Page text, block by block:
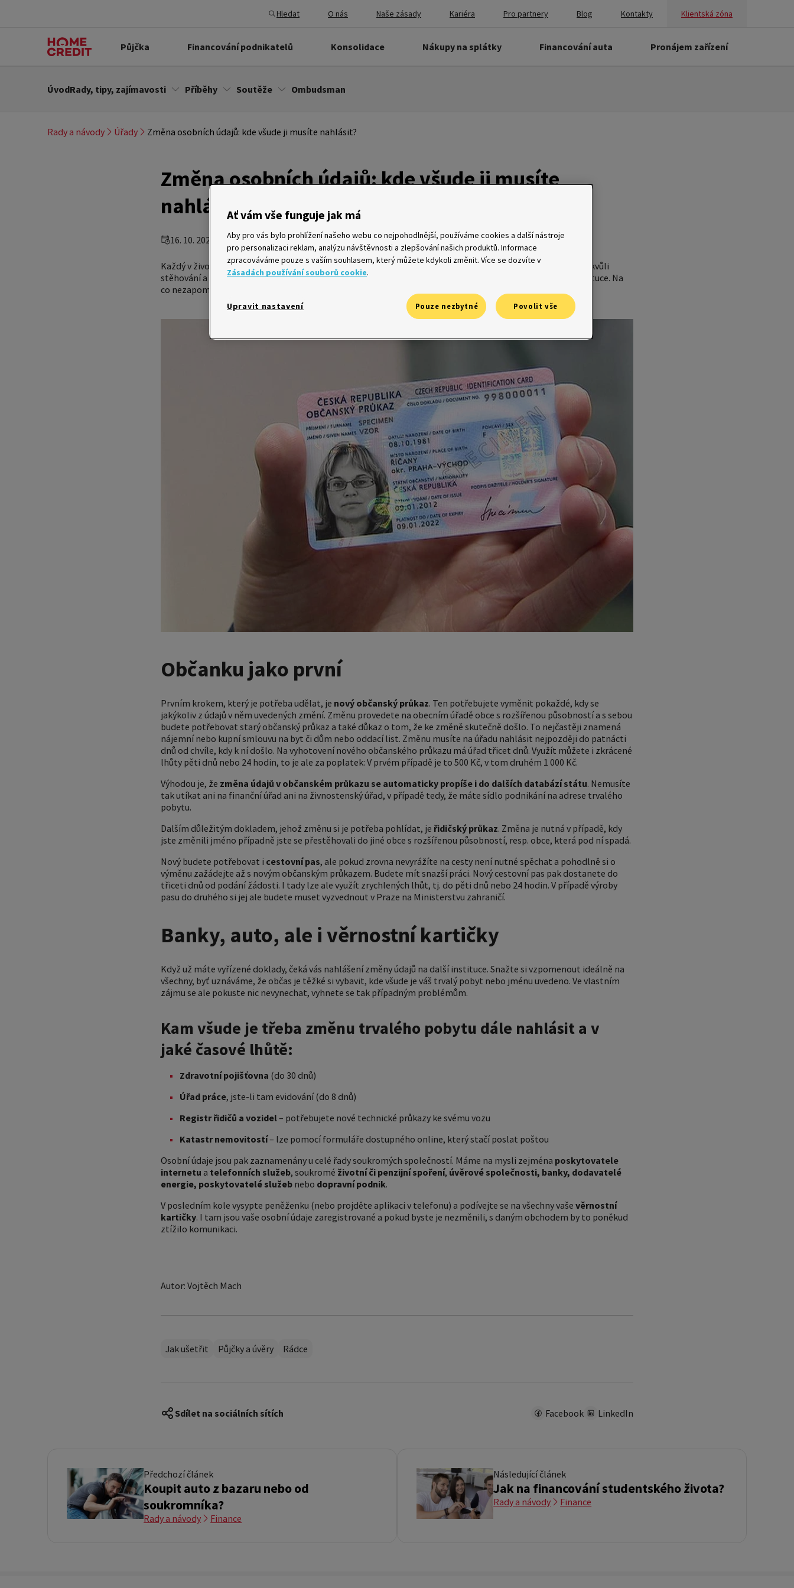
Hledat O nás Naše zásady Kariéra Pro partnery Blog Kontakty Klientská zóna
Půjčka Financování podnikatelů Konsolidace Nákupy na splátky Financování auta Pronájem zařízení
ÚvodRady, tipy, zajímavosti Příběhy Soutěže Ombudsman
Rady a návody Úřady Změna osobních údajů: kde všude ji musíte nahlásit?
Změna osobních údajů: kde všude ji musíte
nahlásit?
16. 10. 2023
Každý v životě narazí na situaci, kdy se změní některý z jeho osobních údajů. Nejčastěji je to trvalé bydliště kvůli
stěhování a změna příjmení po svatbě případně rozvodu. Tuto změnu je třeba zanést i na úřady a další instituce. Na
co nezapomenout?
Občanku jako první
Prvním krokem, který je potřeba udělat, je nový občanský průkaz. Ten potřebujete vyměnit pokaždé, kdy se
jakýkoliv z údajů v něm uvedených změní. Změnu provedete na obecním úřadě obce s rozšířenou působností a s sebou
budete potřebovat starý občanský průkaz a také důkaz o tom, že ke změně skutečně došlo. To nejčastěji znamená
nájemní nebo kupní smlouvu na byt či dům nebo oddací list. Změnu musíte na úřadu nahlásit nejpozději do patnácti
dnů od chvíle, kdy k ní došlo. Na vyhotovení nového občanského průkazu má úřad třicet dnů. Využít můžete i zkrácené
lhůty pěti dnů nebo 24 hodin, to je ale za poplatek: V prvém případě je to 500 Kč, v tom druhém 1 000 Kč.
Výhodou je, že změna údajů v občanském průkazu se automaticky propíše i do dalších databází státu. Nemusíte
tak utíkat ani na finanční úřad ani na živnostenský úřad, v případě tedy, že máte sídlo podnikání na adrese trvalého
pobytu.
Dalším důležitým dokladem, jehož změnu si je potřeba pohlídat, je řidičský průkaz. Změna je nutná v případě, kdy
jste změnili jméno případně jste se přestěhovali do jiné obce s rozšířenou působností, resp. obce, která pod ní spadá.
Nový budete potřebovat i cestovní pas, ale pokud zrovna nevyrážíte na cesty není nutné spěchat a pohodlně si o
výměnu zažádejte až s novým občanským průkazem. Budete mít snazší práci. Nový cestovní pas pak dostanete do
třiceti dnů od podání žádosti. I tady lze ale využít zrychlených lhůt, tj. do pěti dnů nebo 24 hodin. V případě výroby
pasu do druhého si jej ale budete muset vyzvednout v Praze na Ministerstvu zahraničí.
Banky, auto, ale i věrnostní kartičky
Když už máte vyřízené doklady, čeká vás nahlášení změny údajů na další instituce. Snažte si vzpomenout ideálně na
všechny, byť uznáváme, že občas je těžké si vybavit, kde všude je váš trvalý pobyt nebo jménu uvedeno. Ve vlastním
zájmu se ale pokuste nic nevynechat, vyhnete se tak případným problémům.
Kam všude je třeba změnu trvalého pobytu dále nahlásit a v
jaké časové lhůtě:
Zdravotní pojišťovna (do 30 dnů)
Úřad práce, jste-li tam evidování (do 8 dnů)
Registr řidičů a vozidel– potřebujete nové technické průkazy ke svému vozu
Katastr nemovitostí– lze pomocí formuláře dostupného online, který stačí poslat poštou
Osobní údaje jsou pak zaznamenány u celé řady soukromých společností. Máme na mysli zejména poskytovatele
internetu a telefonních služeb, soukromé životní či penzijní spoření, úvěrové společnosti, banky, dodavatelé
energie, poskytovatelé služeb nebo dopravní podnik.
V posledním kole vysypte peněženku (nebo projděte aplikaci v telefonu) a podívejte se na všechny vaše věrnostní
kartičky. I tam jsou vaše osobní údaje zaregistrované a pokud byste je nezměnili, s daným obchodem by to poněkud
ztížilo komunikaci.
Autor: Vojtěch Mach
Jak ušetřit Půjčky a úvěry Rádce
Sdílet na sociálních sítích Facebook LinkedIn
Předchozí článek
Koupit auto z bazaru nebo od
soukromníka?
Rady a návody Finance
Následující článek
Jak na financování studentského života?
Rady a návody Finance
Ať vám vše funguje jak má
Aby pro vás bylo prohlížení našeho webu co nejpohodlnější, používáme cookies a další nástroje
pro personalizaci reklam, analýzu návštěvnosti a zlepšování našich produktů. Informace
zpracováváme pouze s vaším souhlasem, který můžete kdykoli změnit. Více se dozvíte v
Zásadách používání souborů cookie.
Upravit nastavení Pouze nezbytné Povolit vše